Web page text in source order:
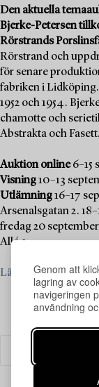
Genom att
lagring av
navigeringen
användning
Den aktuella
Bjerke-Petersen
Rörstrands
Rörstrand och
för senare
fabriken i Lidköping.
1952 och 1954.
chamotte och
Abstrakta och Fasett.
Auktion online6–15
Visning10–13
Utlämning16–17
Arsenalsgatan 2.
fredag 20
Allé 3.
Läs mer